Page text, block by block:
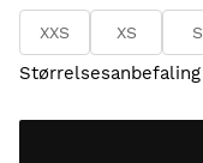
XXS XS S
Størrelsesanbefaling